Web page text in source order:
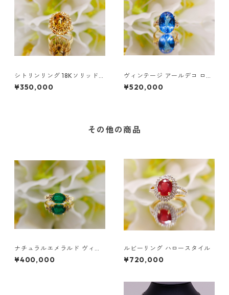
シトリンリング 18Kソリッドゴ
ールド | シトリン フローラル
リング
¥350,000
ヴィンテージ アールデコ ロン
ドンブルートパーズ ダイヤモ
ンドリング
¥520,000
その他の商品
ナチュラルエメラルド ヴィン
テージリング | 18金ゴールド
¥400,000
ルビーリング ハロースタイル
¥720,000